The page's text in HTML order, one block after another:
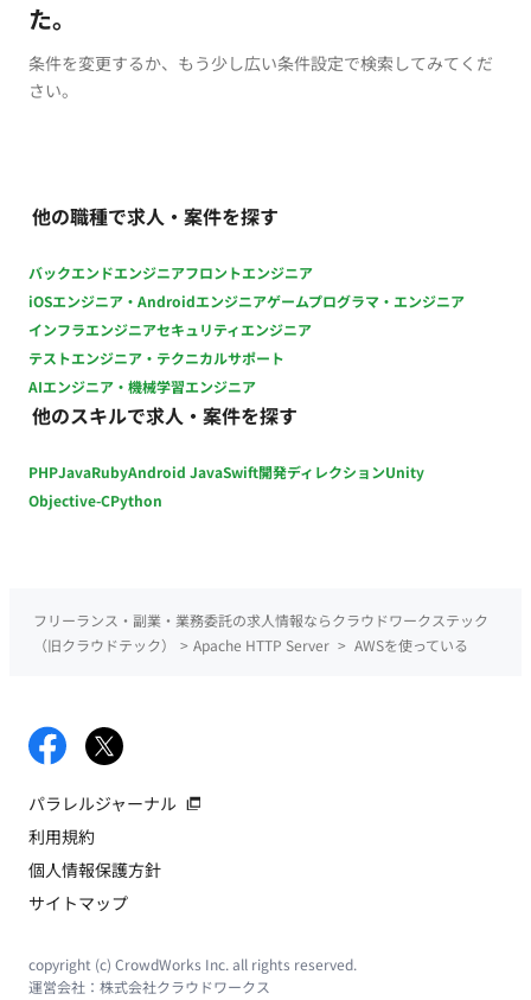
た。
条件を変更するか、もう少し広い条件設定で検索してみてくだ
さい。
他の職種で求人・案件を探す
バックエンドエンジニアフロントエンジニア
iOSエンジニア・Androidエンジニアゲームプログラマ・エンジニア
インフラエンジニアセキュリティエンジニア
テストエンジニア・テクニカルサポート
AIエンジニア・機械学習エンジニア
他のスキルで求人・案件を探す
PHPJavaRubyAndroid JavaSwift開発ディレクションUnity
Objective-CPython
フリーランス・副業・業務委託の求人情報ならクラウドワークステック
（旧クラウドテック）
> Apache HTTP Server > AWSを使っている
パラレルジャーナル
利用規約
個人情報保護方針
サイトマップ
copyright (c) CrowdWorks Inc. all rights reserved.
運営会社： 株式会社クラウドワークス